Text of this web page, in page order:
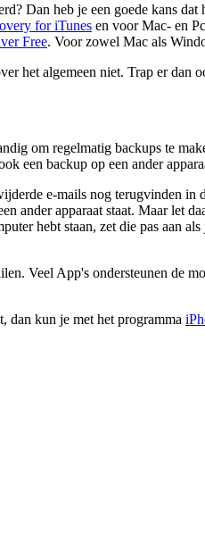
Dan heb je een goede kans
for iTunes en voor Mac- en
Free. Voor zowel Mac als
het algemeen niet. Trap er dan
om regelmatig backups te
een backup op een ander
e-mails nog terugvinden
ander apparaat staat. Maar let
hebt staan, zet die pas aan
Veel App's ondersteunen de
dan kun je met het programma